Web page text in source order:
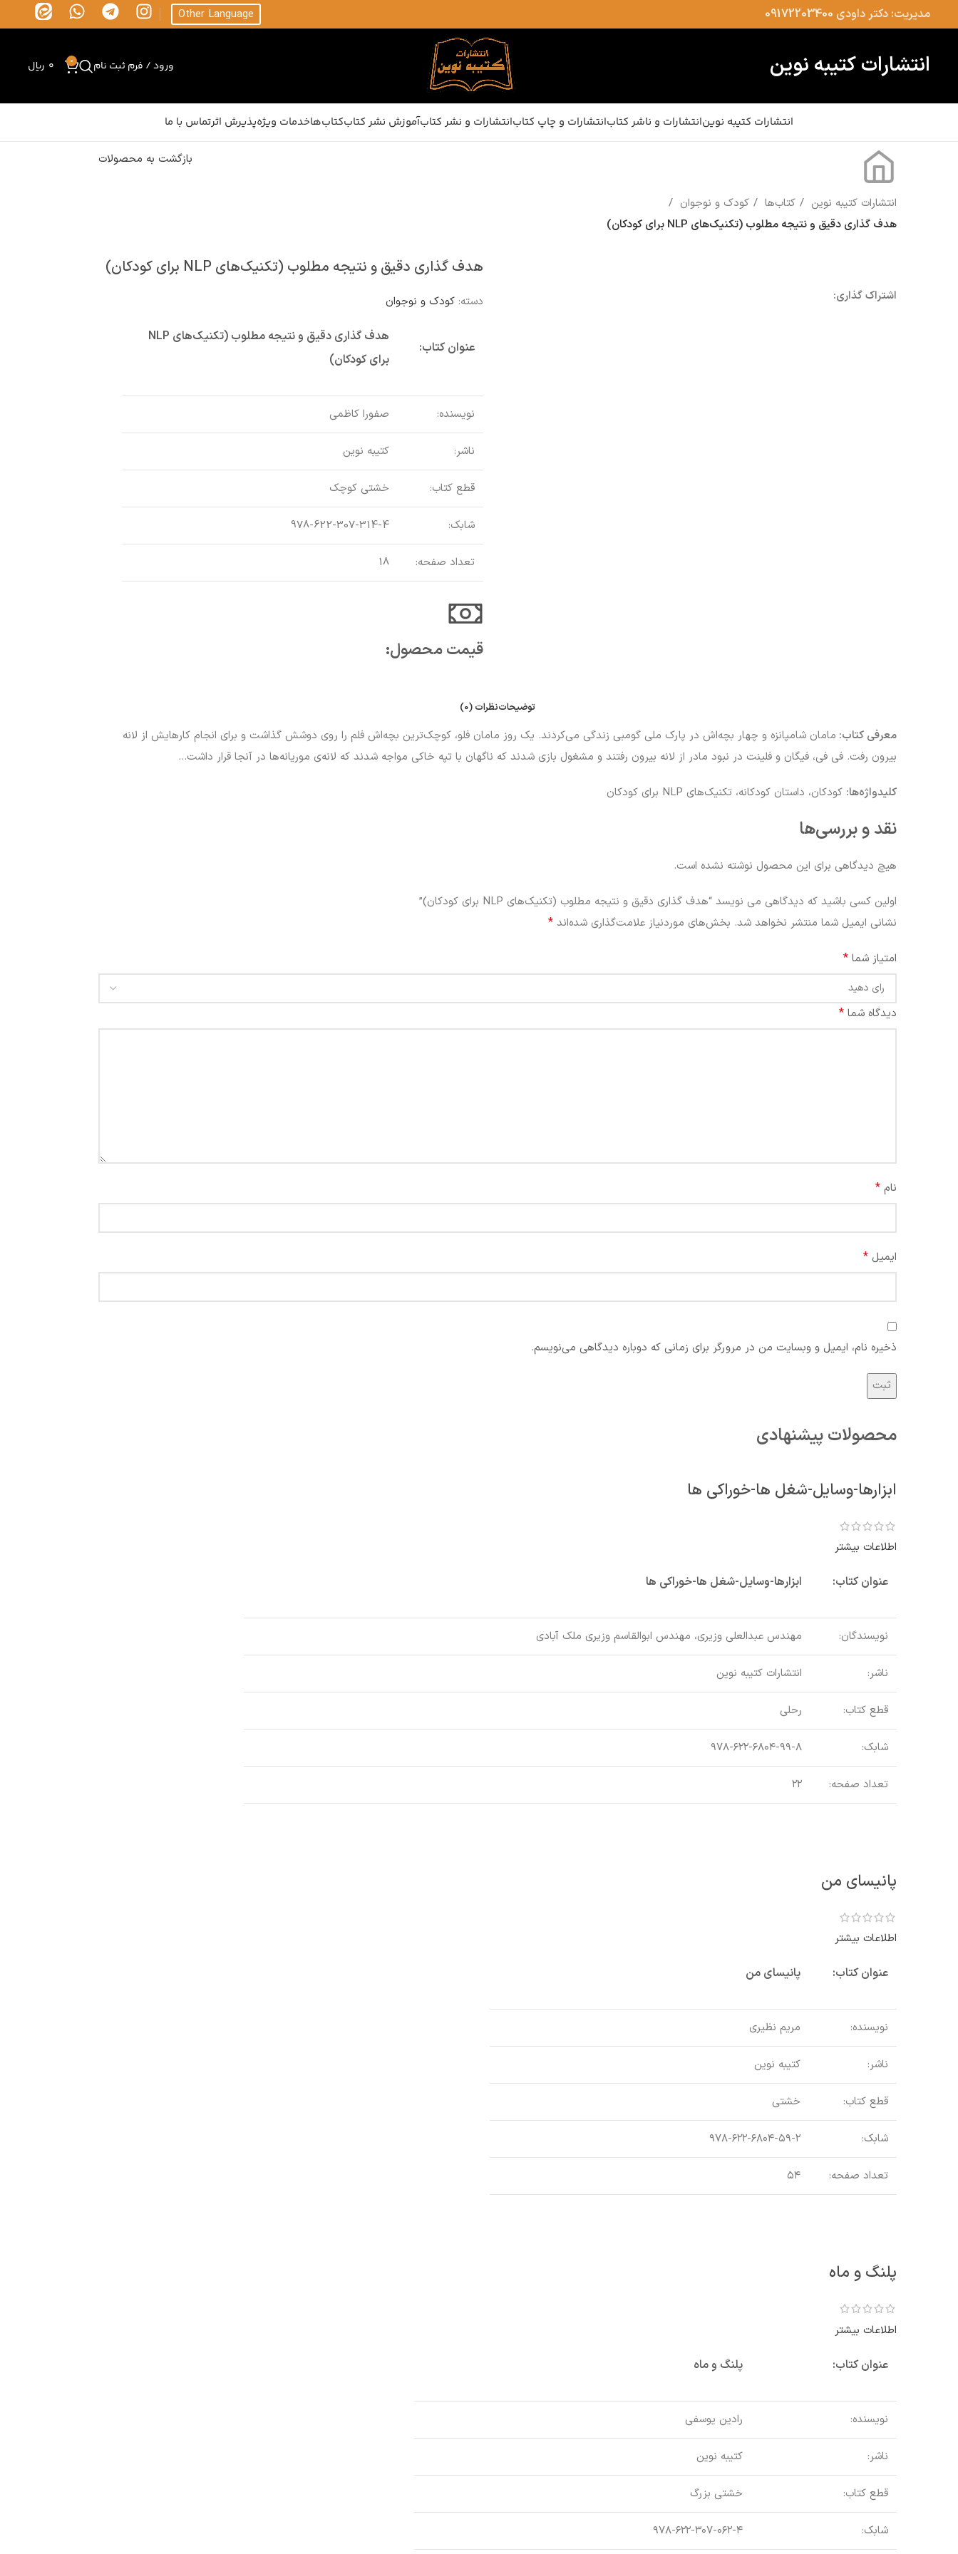
مدیریت: دکتر داودی 09172203400
Other Language
انتشارات کتیبه نوین ورود / فرم ثبت نام 0 ریال 0
انتشارات کتیبه نوینانتشارات و ناشر کتابانتشارات و چاپ کتابانتشارات و نشر کتابآموزش نشر کتابکتاب‌هاخدمات ویژهپذیرش اثرتماس با ما
انتشارات کتیبه نوین کتاب‌ها
کودک و نوجوان
هدف گذاری دقیق و نتیجه مطلوب (تکنیک‌های NLP برای کودکان)
بازگشت به محصولات
اشتراک گذاری:
هدف گذاری دقیق و نتیجه مطلوب (تکنیک‌های NLP برای کودکان)
دسته: کودک و نوجوان
عنوان کتاب:
هدف گذاری دقیق و نتیجه مطلوب (تکنیک‌های NLP
برای کودکان)
نویسنده: صفورا کاظمی
ناشر: کتیبه نوین
قطع کتاب: خشتی کوچک
شابک: 978-622-307-314-4
تعداد صفحه: 18
قیمت محصول:​
توضیحاتنظرات (0)
معرفی کتاب: مامان شامپانزه و چهار بچه‌اش در پارک ملی گومبی زندگی می‌کردند. یک روز مامان فلو، کوچک‌ترین بچه‌اش فلم را روی دوشش گذاشت و برای انجام کارهایش از لانه
بیرون رفت. فی فی، فیگان و فلینت در نبود مادر از لانه بیرون رفتند و مشغول بازی شدند که ناگهان با تپه خاکی مواجه شدند که لانه‌ی موریانه‌ها در آنجا قرار داشت…
کلیدواژه‌ها: کودکان، داستان کودکانه، تکنیک‌های NLP برای کودکان
نقد و بررسی‌ها
هیچ دیدگاهی برای این محصول نوشته نشده است.
اولین کسی باشید که دیدگاهی می نویسد “هدف گذاری دقیق و نتیجه مطلوب (تکنیک‌های NLP برای کودکان)”
نشانی ایمیل شما منتشر نخواهد شد. بخش‌های موردنیاز علامت‌گذاری شده‌اند *
امتیاز شما *
دیدگاه شما *
نام *
ایمیل *
ذخیره نام، ایمیل و وبسایت من در مرورگر برای زمانی که دوباره دیدگاهی می‌نویسم.
محصولات پیشنهادی
ابزارها-وسایل-شغل ها-خوراکی ها
اطلاعات بیشتر
عنوان کتاب: ابزارها-وسایل-شغل ها-خوراکی ها
نویسندگان: مهندس عبدالعلی وزیری، مهندس ابوالقاسم وزیری ملک آبادی
ناشر: انتشارات کتیبه نوین
قطع کتاب: رحلی
شابک: ۹۷۸-۶۲۲-۶۸۰۴-۹۹-۸
تعداد صفحه: ۲۲
پانیسای من
اطلاعات بیشتر
عنوان کتاب: پانیسای من
نویسنده: مریم نظیری
ناشر: کتیبه نوین
قطع کتاب: خشتی
شابک: ۹۷۸-۶۲۲-۶۸۰۴-۵۹-۲
تعداد صفحه: ۵۴
پلنگ و ماه
اطلاعات بیشتر
عنوان کتاب: پلنگ و ماه
نویسنده: رادین یوسفی
ناشر: کتیبه نوین
قطع کتاب: خشتی بزرگ
شابک: ۹۷۸-۶۲۲-۳۰۷-۰۶۲-۴